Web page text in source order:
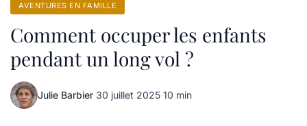
AVENTURES EN FAMILLE
Comment occuper les enfants
pendant un long vol ?
Julie Barbier·30 juillet 2025·10 min